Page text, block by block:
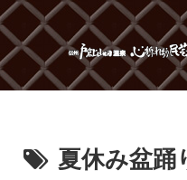
夏休み盆踊